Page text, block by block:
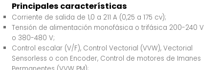
Principales características
Corriente de salida de 1,0 a 211 A (0,25 a 175 cv);
Tensión de alimentación monofásica o trifásica 200-240 V
o 380-480 V;
Control escalar (V/F), Control Vectorial (VVW), Vectorial
Sensorless o con Encoder, Control de motores de Imanes